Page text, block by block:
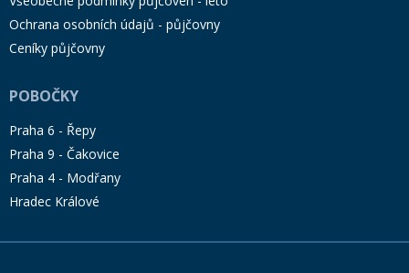
Ochrana osobních údajů - půjčovny
Ceníky půjčovny
POBOČKY
Praha 6 - Řepy
Praha 9 - Čakovice
Praha 4 - Modřany
Hradec Králové